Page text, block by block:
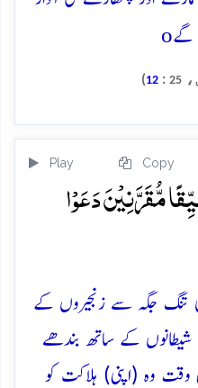
گےo
25
:
12
)
Play Copy
مُّقَرَّنِیۡنَ دَعَوۡا
تنگ جگہ سے زنجیروں کے
کے ساتھ بندھے
وہ (اپنی) ہلاکت کو